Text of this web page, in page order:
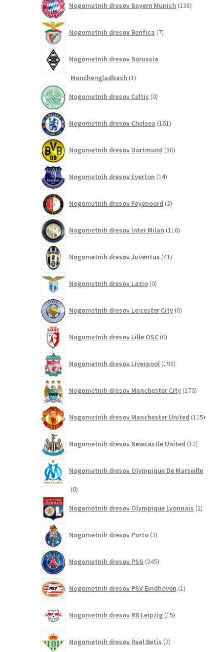
Nogometnih dresov Bayern Munich 138izdelkov
Nogometnih dresov Benfica 7izdelkov
Nogometnih dresov Borussia
Monchengladbach 11
Nogometnih dresov Celtic 0izdelkov
Nogometnih dresov Chelsea 161izdelkov
Nogometnih dresov Dortmund 80izdelkov
Nogometnih dresov Everton 14izdelkov
Nogometnih dresov Feyenoord 2izdelka
Nogometnih dresov Inter Milan 116izdelkov
Nogometnih dresov Juventus 41izdelkov
Nogometnih dresov Lazio 0izdelkov
Nogometnih dresov Leicester City 0izdelkov
Nogometnih dresov Lille OSC 0izdelkov
Nogometnih dresov Liverpool 198izdelkov
Nogometnih dresov Manchester City 176izdelkov
Nogometnih dresov Manchester United 115
Nogometnih dresov Newcastle United 12izdelkov
Nogometnih dresov Olympique De Marseille
00
Nogometnih dresov Olympique Lyonnais 2izdelka
Nogometnih dresov Porto 3izdelki
Nogometnih dresov PSG 245izdelkov
Nogometnih dresov PSV Eindhoven 1izdelek
Nogometnih dresov RB Leipzig 15izdelkov
Nogometnih dresov Real Betis 2izdelka